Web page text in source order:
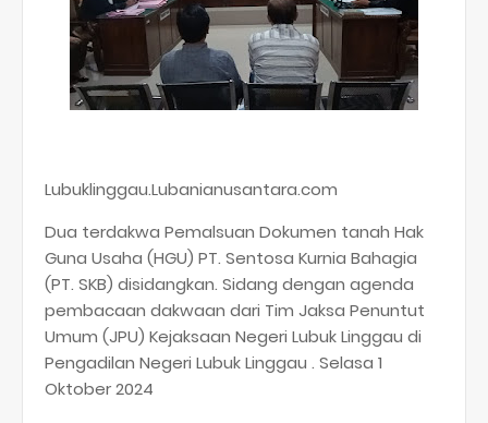
Lubuklinggau.Lubanianusantara.com
Dua terdakwa Pemalsuan Dokumen tanah Hak
Guna Usaha (HGU) PT. Sentosa Kurnia Bahagia
(PT. SKB) disidangkan. Sidang dengan agenda
pembacaan dakwaan dari Tim Jaksa Penuntut
Umum (JPU) Kejaksaan Negeri Lubuk Linggau di
Pengadilan Negeri Lubuk Linggau . Selasa 1
Oktober 2024